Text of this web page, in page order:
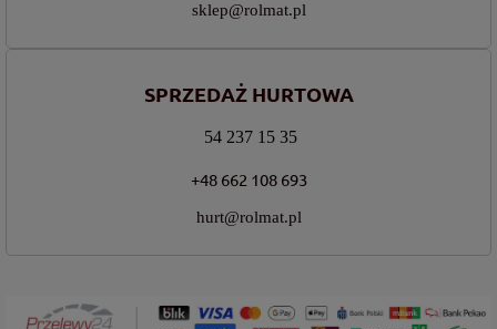
sklep@rolmat.pl
SPRZEDAŻ HURTOWA
54 237 15 35
+48 662 108 693
hurt@rolmat.pl